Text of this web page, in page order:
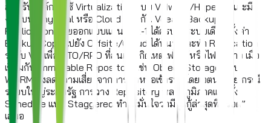
สำหรับองค์กรที่ใช้ Virtualization แบบ VMware/Hyper-V และมี
งานบน Physical หรือ Cloud ผสมกัน Veeam Backup &
Replication ช่วยออกแบบแผน 3-2-1 ได้ครบในระบบเดียว ตั้งค่า
Backup Copy ไปยัง Offsite/Cloud ได้ทันที และทำ Replication
ระดับ VM เพื่อ RTO/RPO ที่สั้นเมื่อเกิดเหตุไฟไหม้หรือไฟดับยาว เมื่อ
เชื่อมกับ Immutable Repository เช่น Object Storage แบบ
WORM ยังลดความเสี่ยงจากการลบหรือเข้ารหัสโดยเจตนาร้าย กรณี
ระบบใหญ่ระดับรัฐ การวาง Repository หลายภูมิภาคและตั้ง
Schedule แบบ Staggered ทำให้มั่นใจว่ามีจุดกู้ล่าสุดที่ “รอด”
เสมอ